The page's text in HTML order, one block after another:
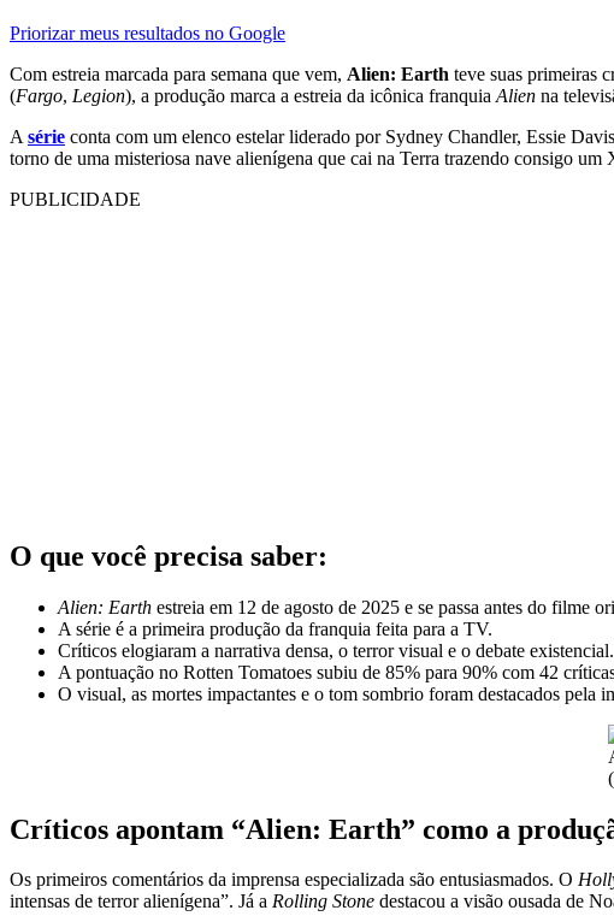
Priorizar meus resultados no Google
Com estreia marcada para semana que vem, Alien: Earth teve suas primeiras
(Fargo, Legion), a produção marca a estreia da icônica franquia Alien na
A série conta com um elenco estelar liderado por Sydney Chandler, Essie
torno de uma misteriosa nave alienígena que cai na Terra trazendo consigo
PUBLICIDADE
O que você precisa saber:
Alien: Earth estreia em 12 de agosto de 2025 e se passa antes do filme
A série é a primeira produção da franquia feita para a TV.
Críticos elogiaram a narrativa densa, o terror visual e o debate existencial.
A pontuação no Rotten Tomatoes subiu de 85% para 90% com 42
O visual, as mortes impactantes e o tom sombrio foram destacados pela
Críticos apontam “Alien: Earth” como a
Os primeiros comentários da imprensa especializada são entusiasmados. O
intensas de terror alienígena”. Já a Rolling Stone destacou a visão ousada de